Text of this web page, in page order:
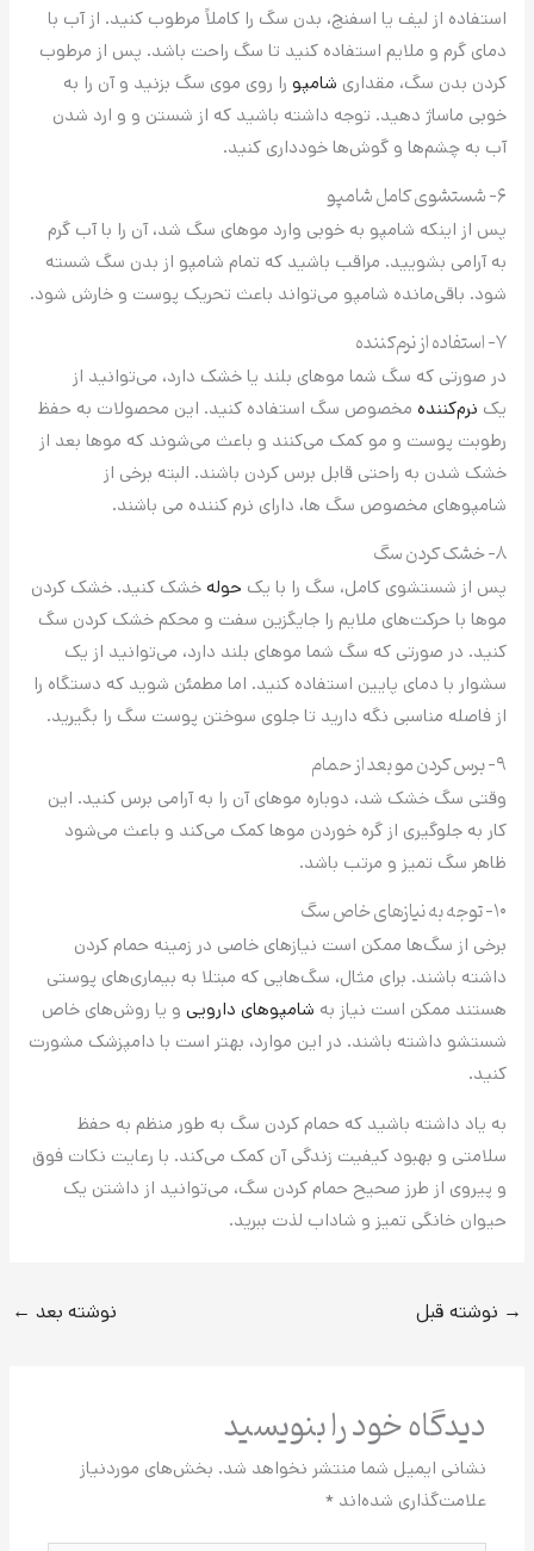
استفاده از لیف یا اسفنج، بدن سگ را کاملاً مرطوب کنید. از آب با
دمای گرم و ملایم استفاده کنید تا سگ راحت باشد. پس از مرطوب
کردن بدن سگ، مقداری شامپو را روی موی سگ بزنید و آن را به
خوبی ماساژ دهید. توجه داشته باشید که از شستن و و ارد شدن
آب به چشم‌ها و گوش‌ها خودداری کنید.
۶- شستشوی کامل شامپو
پس از اینکه شامپو به خوبی وارد موهای سگ شد، آن را با آب گرم
به آرامی بشویید. مراقب باشید که تمام شامپو از بدن سگ شسته
شود. باقی‌مانده شامپو می‌تواند باعث تحریک پوست و خارش شود.
۷- استفاده از نرم‌کننده
در صورتی که سگ شما موهای بلند یا خشک دارد، می‌توانید از
یک نرم‌کننده مخصوص سگ استفاده کنید. این محصولات به حفظ
رطوبت پوست و مو کمک می‌کنند و باعث می‌شوند که موها بعد از
خشک شدن به راحتی قابل برس کردن باشند. البته برخی از
شامپوهای مخصوص سگ ها، دارای نرم کننده می باشند.
۸- خشک کردن سگ
پس از شستشوی کامل، سگ را با یک حولهخشک کنید. خشک کردن
موها با حرکت‌های ملایم را جایگزین سفت و محکم خشک کردن سگ
کنید. در صورتی که سگ شما موهای بلند دارد، می‌توانید از یک
سشوار با دمای پایین استفاده کنید. اما مطمئن شوید که دستگاه را
از فاصله مناسبی نگه دارید تا جلوی سوختن پوست سگ را بگیرید.
۹- برس کردن مو بعد از حمام
وقتی سگ خشک شد، دوباره موهای آن را به آرامی برس کنید. این
کار به جلوگیری از گره خوردن موها کمک می‌کند و باعث می‌شود
ظاهر سگ تمیز و مرتب باشد.
۱۰- توجه به نیازهای خاص سگ
برخی از سگ‌ها ممکن است نیازهای خاصی در زمینه حمام کردن
داشته باشند. برای مثال، سگ‌هایی که مبتلا به بیماری‌های پوستی
هستند ممکن است نیاز به شامپوهای دارویی و یا روش‌های خاص
شستشو داشته باشند. در این موارد، بهتر است با دامپزشک مشورت
کنید.
به یاد داشته باشید که حمام کردن سگ به طور منظم به حفظ
سلامتی و بهبود کیفیت زندگی آن کمک می‌کند. با رعایت نکات فوق
و پیروی از طرز صحیح حمام کردن سگ، می‌توانید از داشتن یک
حیوان خانگی تمیز و شاداب لذت ببرید.
→ نوشته قبل نوشته بعد ←
دیدگاه‌ خود را بنویسید
نشانی ایمیل شما منتشر نخواهد شد. بخش‌های موردنیاز
علامت‌گذاری شده‌اند*